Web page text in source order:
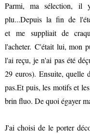
Parmi, ma sélection, il
plu...Depuis la fin de
et me suppliait de
l'acheter. C'était lui, mon
l'ai reçu, je n'ai pas été
29 euros). Ensuite, quelle
pas.Et puis, les motifs et
brin fluo. De quoi égayer
J'ai choisi de le porter